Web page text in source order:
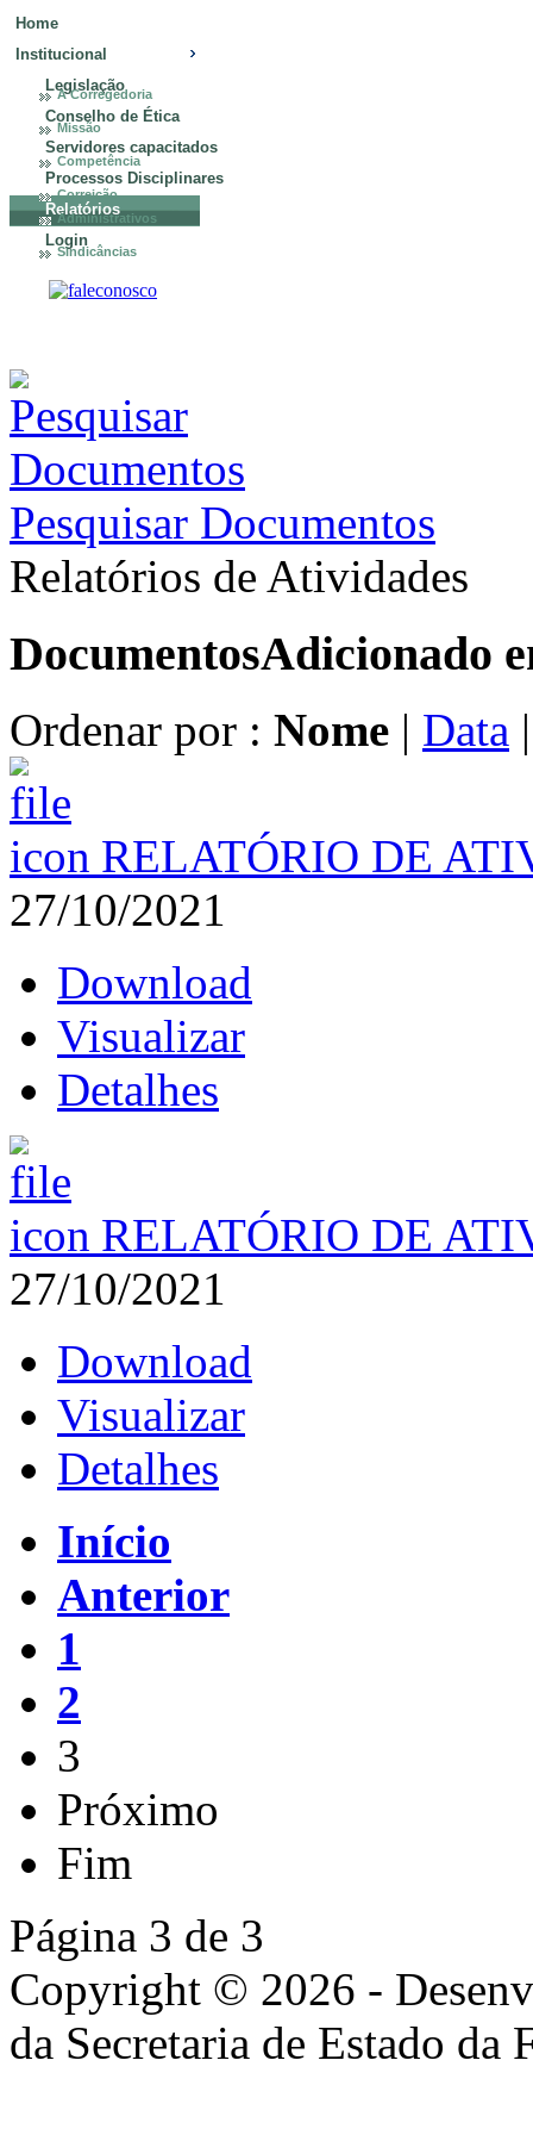
Home
Institucional
A Corregedoria
Missão
Competência
Correição
Legislação
Conselho de Ética
Servidores capacitados
Processos Disciplinares
Administrativos
Sindicâncias
Relatórios
Login
Pesquisar Documentos
Relatórios de Atividades
DocumentosAdicionado
Ordenar por : Nome | Data
RELATÓRIO DE
27/10/2021
Download
Visualizar
Detalhes
RELATÓRIO DE
27/10/2021
Download
Visualizar
Detalhes
Início
Anterior
1
2
3
Próximo
Fim
Página 3 de 3
Copyright © 2026 -
da Secretaria de Estado da